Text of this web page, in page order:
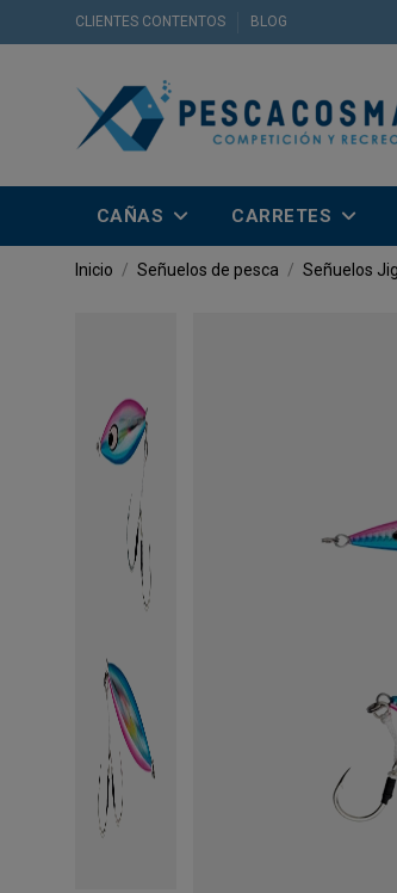
CLIENTES CONTENTOS BLOG
CAÑAS CARRETES
Inicio Señuelos de pesca Señuelos